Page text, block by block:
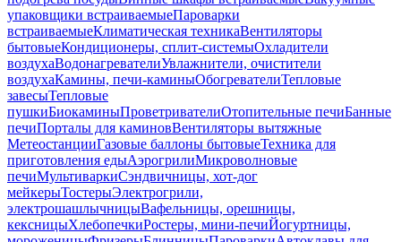
упаковщики встраиваемыеПароварки
встраиваемыеКлиматическая техникаВентиляторы
бытовыеКондиционеры, сплит-системыОхладители
воздухаВодонагревателиУвлажнители, очистители
воздухаКамины, печи-каминыОбогревателиТепловые
завесыТепловые
пушкиБиокаминыПроветривателиОтопительные печиБанные
печиПорталы для каминовВентиляторы вытяжные
МетеостанцииГазовые баллоны бытовыеТехника для
приготовления едыАэрогрилиМикроволновые
печиМультиваркиСэндвичницы, хот-дог
мейкерыТостерыЭлектрогрили,
электрошашлычницыВафельницы, орешницы,
кексницыХлебопечкиРостеры, мини-печиЙогуртницы,